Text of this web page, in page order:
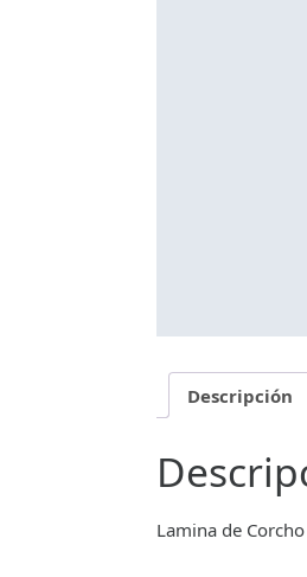
Descripción
Lamina de